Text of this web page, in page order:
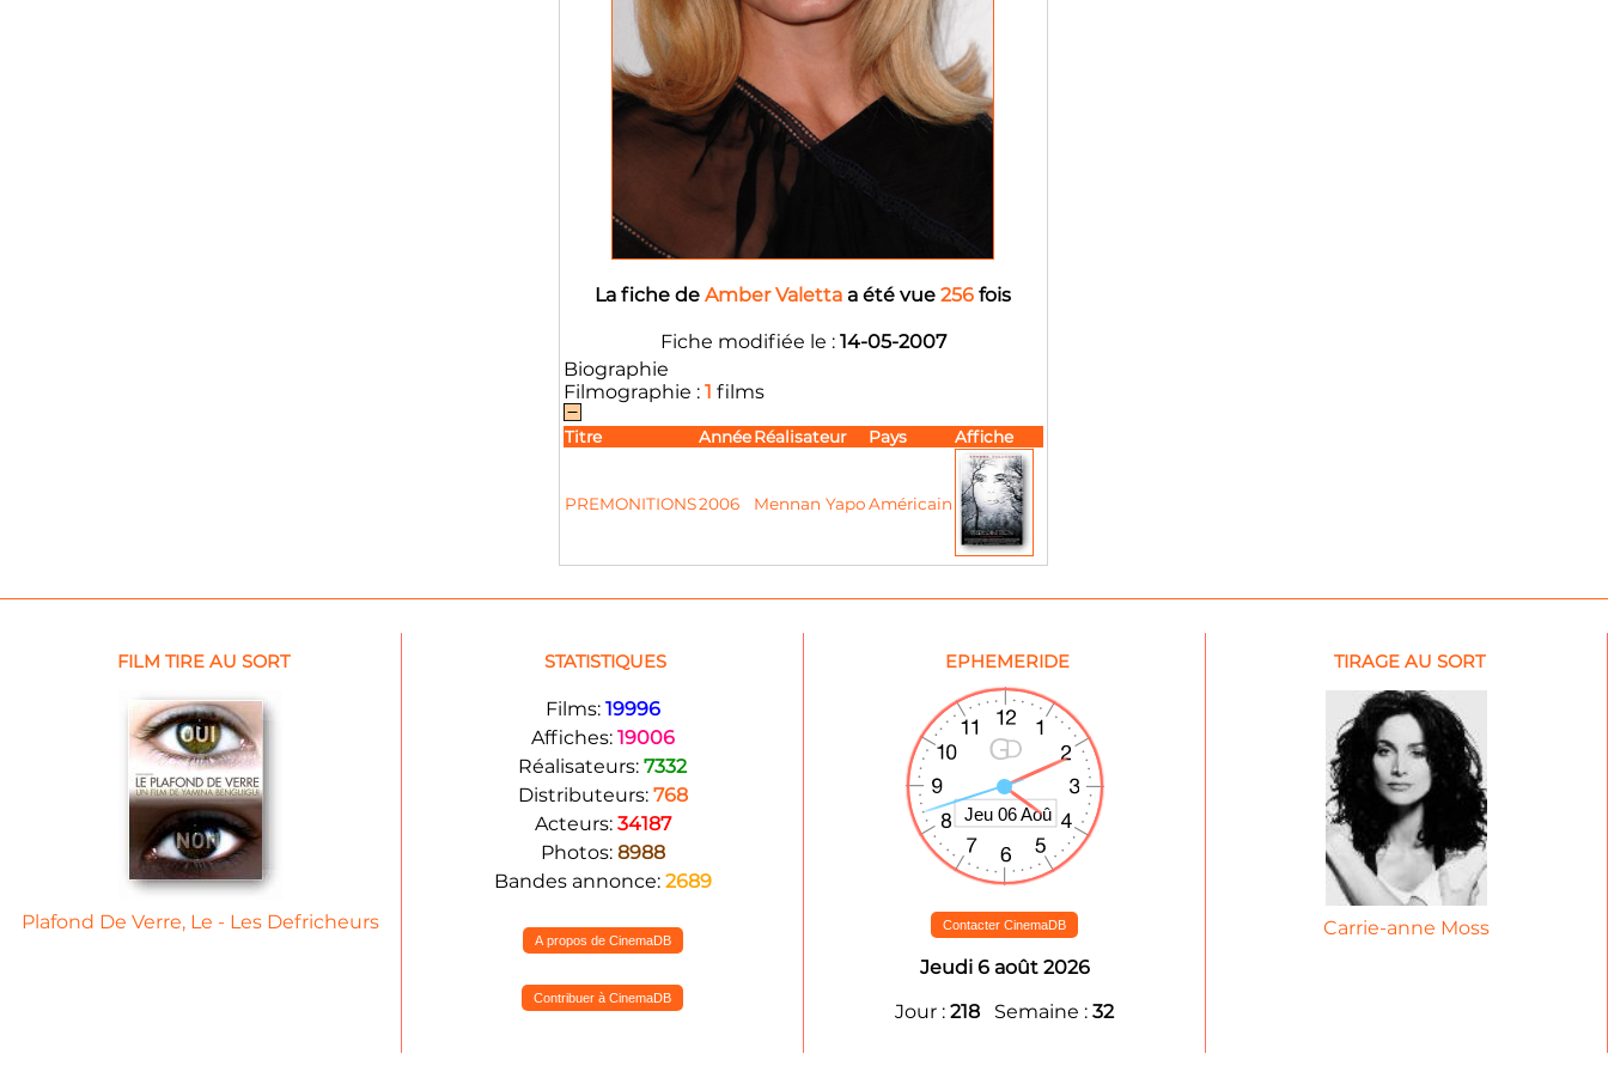
La fiche de Amber Valetta a été vue 256 fois
Fiche modifiée le : 14-05-2007
Biographie
Filmographie : 1 films
Titre Année Réalisateur Pays Affiche
PREMONITIONS2006 Mennan YapoAméricain
FILM TIRE AU SORT
Plafond De Verre, Le - Les Defricheurs
STATISTIQUES
Films: 19996
Affiches: 19006
Réalisateurs: 7332
Distributeurs: 768
Acteurs: 34187
Photos: 8988
Bandes annonce: 2689
A propos de CinemaDB
Contribuer à CinemaDB
EPHEMERIDE
Contacter CinemaDB
Jeudi 6 août 2026
Jour : 218 Semaine : 32
TIRAGE AU SORT
Carrie-anne Moss